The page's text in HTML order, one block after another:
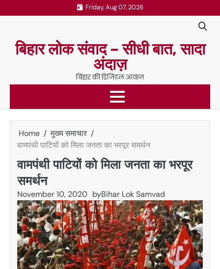
to
Friday, Aug 07, 2026
बिहार लोक संवाद – सीधी बात, सादा
अंदाज़
बिहार की डिजिटल आवाज़
Home
मुख्य समाचार
वामपंथी पाटियों को मिला जनता का भरपूर समर्थन
वामपंथी पाटियों को मिला जनता का भरपूर
समर्थन
November 10, 2020 byBihar Lok Samvad